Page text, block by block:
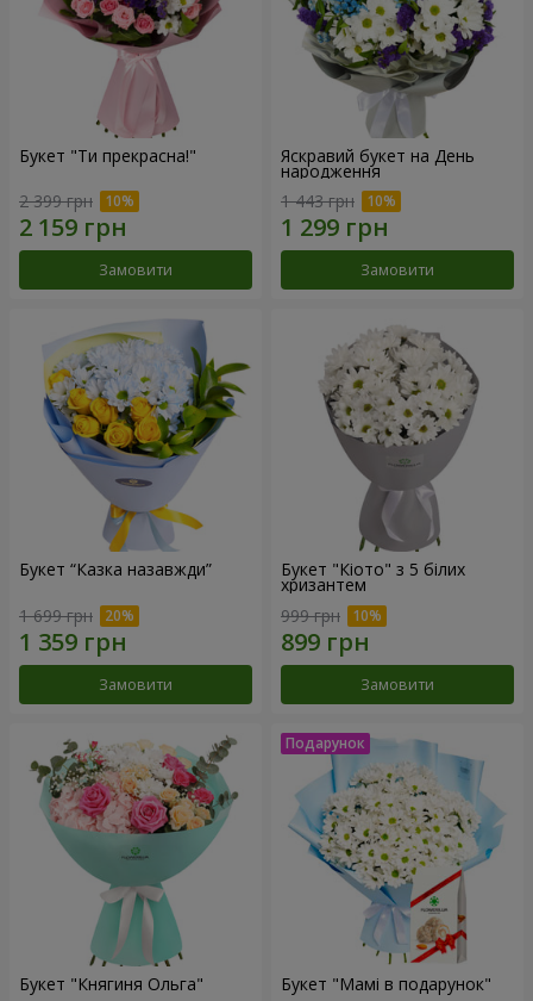
Букет "Ти прекрасна!"
2 399 грн
Замовити
Яскравий букет на День
народження
1 443 грн
Замовити
Букет “Казка назавжди”
1 699 грн
Замовити
Букет "Кіото" з 5 білих
хризантем
999 грн
Замовити
Букет "Княгиня Ольга" Букет "Мамі в подарунок"